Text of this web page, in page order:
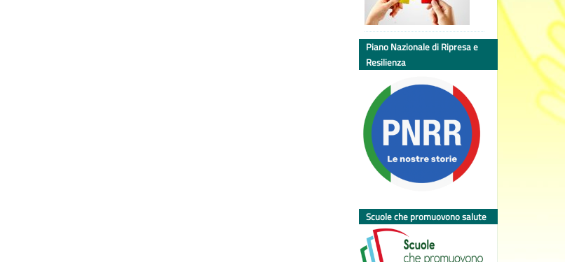
Piano Nazionale di Ripresa e
Resilienza
Scuole che promuovono salute